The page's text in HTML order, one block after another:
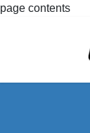
page contentsコ
ナ